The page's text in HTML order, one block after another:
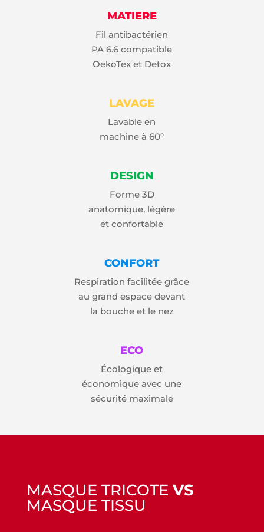
MATIERE
Fil antibactérien
PA 6.6 compatible
OekoTex et Detox
LAVAGE
Lavable en
machine à 60°
DESIGN
Forme 3D
anatomique, légère
et confortable
CONFORT
Respiration facilitée grâce
au grand espace devant
la bouche et le nez
ECO
Écologique et
économique avec une
sécurité maximale
MASQUE TRICOTE VS
MASQUE TISSU